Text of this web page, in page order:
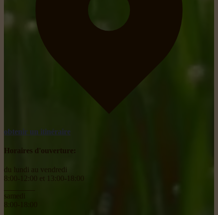
obtenir un itinéraire
Horaires d'ouverture:
du lundi au vendredi
8:00-12:00 et 13:00-18:00
samedi
8:00-18:00